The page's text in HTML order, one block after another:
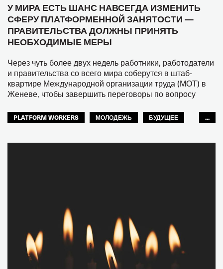
У МИРА ЕСТЬ ШАНС НАВСЕГДА ИЗМЕНИТЬ
СФЕРУ ПЛАТФОРМЕННОЙ ЗАНЯТОСТИ —
ПРАВИТЕЛЬСТВА ДОЛЖНЫ ПРИНЯТЬ
НЕОБХОДИМЫЕ МЕРЫ
Через чуть более двух недель работники, работодатели
и правительства со всего мира соберутся в штаб-
квартире Международной организации труда (МОТ) в
Женеве, чтобы завершить переговоры по вопросу
PLATFORM WORKERS МОЛОДЕЖЬ
БУДУЩЕЕ
...